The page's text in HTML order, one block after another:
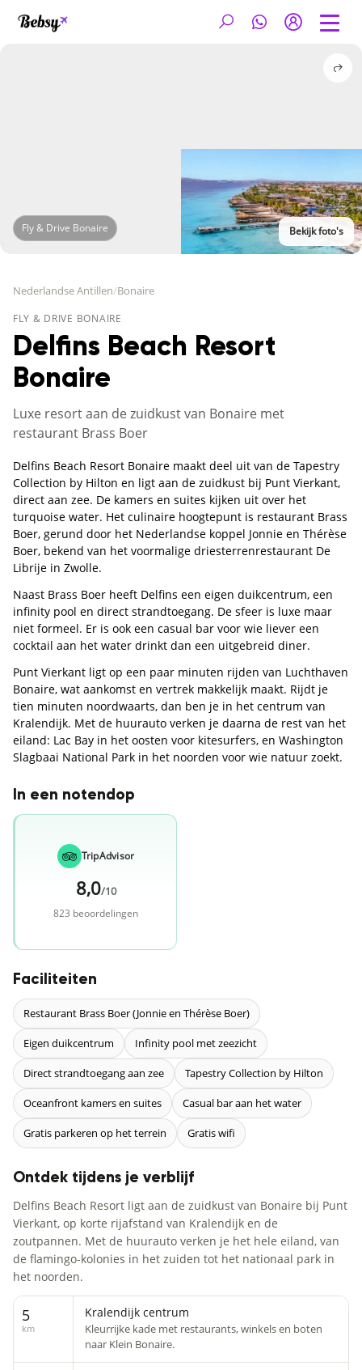
Fly & Drive Bonaire Bekijk foto's
Nederlandse Antillen/Bonaire
FLY & DRIVE BONAIRE
Delfins Beach Resort
Bonaire
Luxe resort aan de zuidkust van Bonaire met
restaurant Brass Boer
Delfins Beach Resort Bonaire maakt deel uit van de Tapestry
Collection by Hilton en ligt aan de zuidkust bij Punt Vierkant,
direct aan zee. De kamers en suites kijken uit over het
turquoise water. Het culinaire hoogtepunt is restaurant Brass
Boer, gerund door het Nederlandse koppel Jonnie en Thérèse
Boer, bekend van het voormalige driesterrenrestaurant De
Librije in Zwolle.
Naast Brass Boer heeft Delfins een eigen duikcentrum, een
infinity pool en direct strandtoegang. De sfeer is luxe maar
niet formeel. Er is ook een casual bar voor wie liever een
cocktail aan het water drinkt dan een uitgebreid diner.
Punt Vierkant ligt op een paar minuten rijden van Luchthaven
Bonaire, wat aankomst en vertrek makkelijk maakt. Rijdt je
tien minuten noordwaarts, dan ben je in het centrum van
Kralendijk. Met de huurauto verken je daarna de rest van het
eiland: Lac Bay in het oosten voor kitesurfers, en Washington
Slagbaai National Park in het noorden voor wie natuur zoekt.
In een notendop
TripAdvisor
8,0/10
823 beoordelingen
Faciliteiten
Restaurant Brass Boer (Jonnie en Thérèse Boer)
Eigen duikcentrum Infinity pool met zeezicht
Direct strandtoegang aan zee Tapestry Collection by Hilton
Oceanfront kamers en suites Casual bar aan het water
Gratis parkeren op het terrein Gratis wifi
Ontdek tijdens je verblijf
Delfins Beach Resort ligt aan de zuidkust van Bonaire bij Punt
Vierkant, op korte rijafstand van Kralendijk en de
zoutpannen. Met de huurauto verken je het hele eiland, van
de flamingo-kolonies in het zuiden tot het nationaal park in
het noorden.
5
km
Kralendijk centrum
Kleurrijke kade met restaurants, winkels en boten
naar Klein Bonaire.